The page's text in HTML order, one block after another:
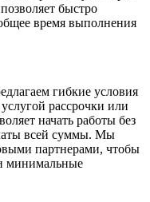
быстро
время выполнения
гибкие условия
рассрочки или
начать работы без
всей суммы. Мы
партнерами, чтобы
минимальные